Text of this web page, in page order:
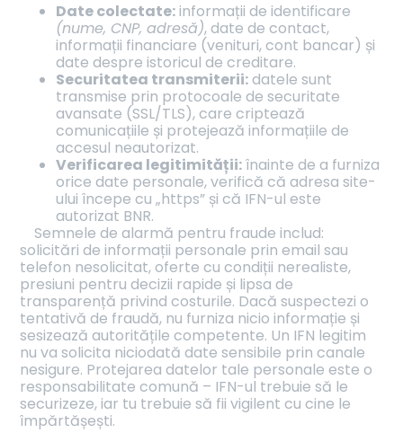
Date colectate:informații de identificare
(nume, CNP, adresă), date de contact,
informații financiare (venituri, cont bancar) și
date despre istoricul de creditare.
Securitatea transmiterii:datele sunt
transmise prin protocoale de securitate
avansate (SSL/TLS), care criptează
comunicațiile și protejează informațiile de
accesul neautorizat.
Verificarea legitimității:înainte de a furniza
orice date personale, verifică că adresa site-
ului începe cu „https” și că IFN-ul este
autorizat BNR.
Semnele de alarmă pentru fraude includ:
solicitări de informații personale prin email sau
telefon nesolicitat, oferte cu condiții nerealiste,
presiuni pentru decizii rapide și lipsa de
transparență privind costurile. Dacă suspectezi o
tentativă de fraudă, nu furniza nicio informație și
sesizează autoritățile competente. Un IFN legitim
nu va solicita niciodată date sensibile prin canale
nesigure. Protejarea datelor tale personale este o
responsabilitate comună – IFN-ul trebuie să le
securizeze, iar tu trebuie să fii vigilent cu cine le
împărtășești.